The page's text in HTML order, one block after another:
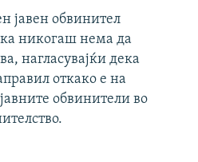
јавен обвинител
никогаш нема да
нагласувајќи дека
откако е на
обвинители во